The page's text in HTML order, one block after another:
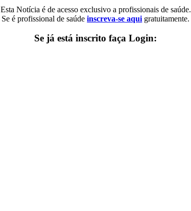
Esta Notícia é de acesso exclusivo a profissionais de saúde.
Se é profissional de saúdeinscreva-se aqui gratuitamente.
Se já está inscrito faça Login: